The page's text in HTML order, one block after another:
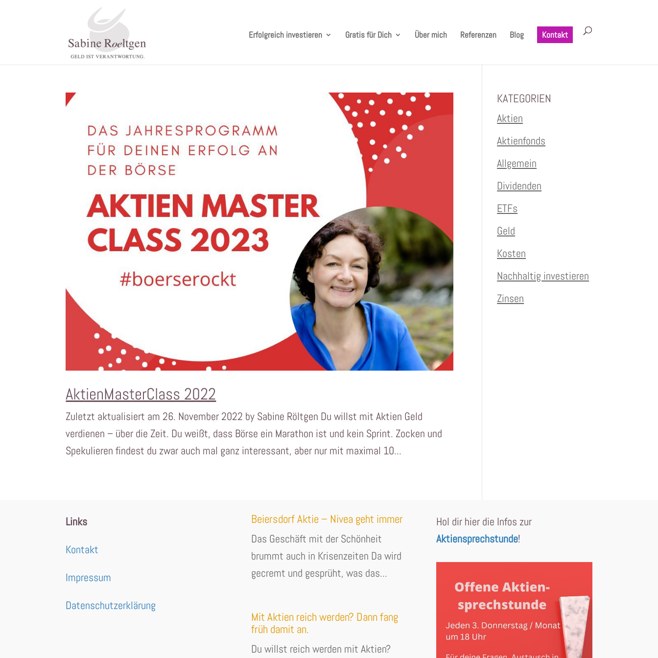
Erfolgreich investieren Gratis für Dich Über mich Referenzen Blog Kontakt
AktienMasterClass 2022
Zuletzt aktualisiert am 26. November 2022 by Sabine Röltgen Du willst mit Aktien Geld
verdienen – über die Zeit. Du weißt, dass Börse ein Marathon ist und kein Sprint. Zocken und
Spekulieren findest du zwar auch mal ganz interessant, aber nur mit maximal 10...
KATEGORIEN
Aktien
Aktienfonds
Allgemein
Dividenden
ETFs
Geld
Kosten
Nachhaltig investieren
Zinsen
Links
Kontakt
Impressum
Datenschutzerklärung
Beiersdorf Aktie – Nivea geht immer
Das Geschäft mit der Schönheit
brummt auch in Krisenzeiten Da wird
gecremt und gesprüht, was das...
Mit Aktien reich werden? Dann fang
früh damit an.
Du willst reich werden mit Aktien?
Hol dir hier die Infos zur
Aktiensprechstunde!